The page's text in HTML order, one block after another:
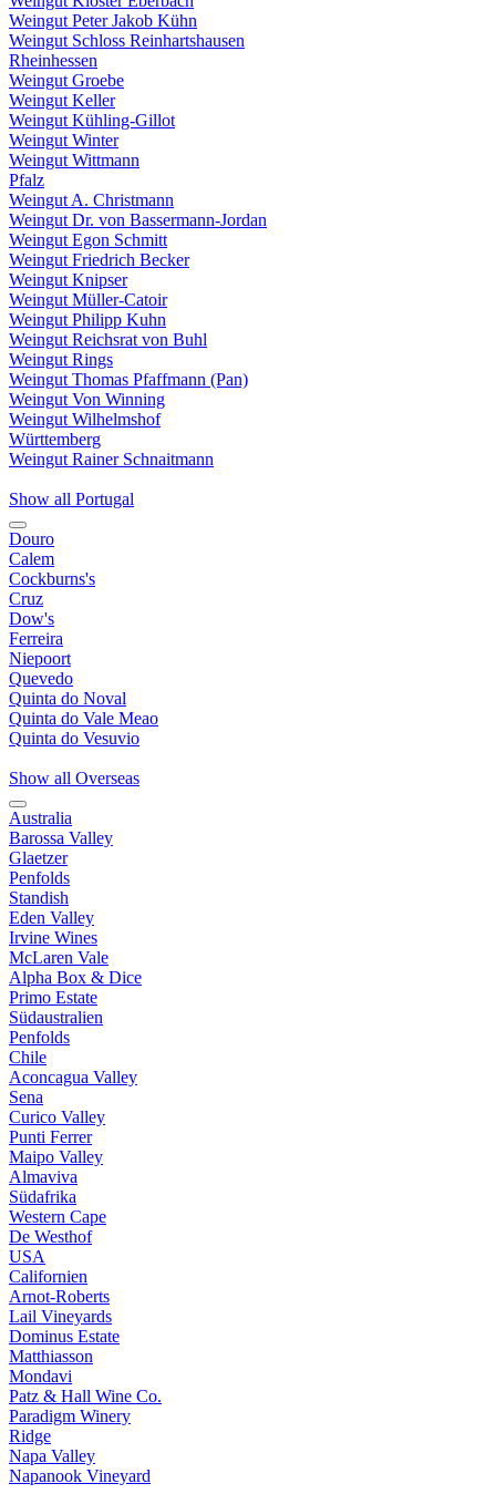
Weingut Peter Jakob Kühn
Weingut Schloss Reinhartshausen
Rheinhessen
Weingut Groebe
Weingut Keller
Weingut Kühling-Gillot
Weingut Winter
Weingut Wittmann
Pfalz
Weingut A. Christmann
Weingut Dr. von Bassermann-Jordan
Weingut Egon Schmitt
Weingut Friedrich Becker
Weingut Knipser
Weingut Müller-Catoir
Weingut Philipp Kuhn
Weingut Reichsrat von Buhl
Weingut Rings
Weingut Thomas Pfaffmann (Pan)
Weingut Von Winning
Weingut Wilhelmshof
Württemberg
Weingut Rainer Schnaitmann
Show all Portugal
Douro
Calem
Cockburns's
Cruz
Dow's
Ferreira
Niepoort
Quevedo
Quinta do Noval
Quinta do Vale Meao
Quinta do Vesuvio
Show all Overseas
Australia
Barossa Valley
Glaetzer
Penfolds
Standish
Eden Valley
Irvine Wines
McLaren Vale
Alpha Box & Dice
Primo Estate
Südaustralien
Penfolds
Chile
Aconcagua Valley
Sena
Curico Valley
Punti Ferrer
Maipo Valley
Almaviva
Südafrika
Western Cape
De Westhof
USA
Californien
Arnot-Roberts
Lail Vineyards
Dominus Estate
Matthiasson
Mondavi
Patz & Hall Wine Co.
Paradigm Winery
Ridge
Napa Valley
Napanook Vineyard